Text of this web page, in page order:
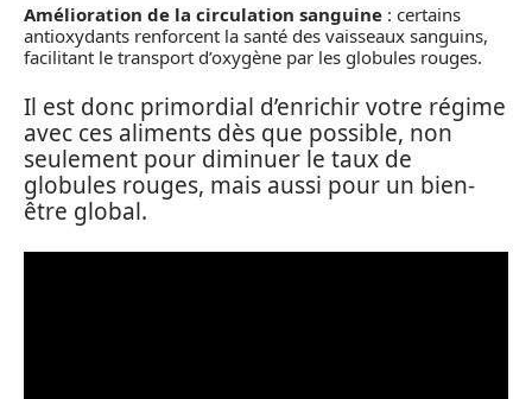
Amélioration de la circulation sanguine : certains
antioxydants renforcent la santé des vaisseaux sanguins,
facilitant le transport d’oxygène par les globules rouges.
Il est donc primordial d’enrichir votre régime
avec ces aliments dès que possible, non
seulement pour diminuer le taux de
globules rouges, mais aussi pour un bien-
être global.